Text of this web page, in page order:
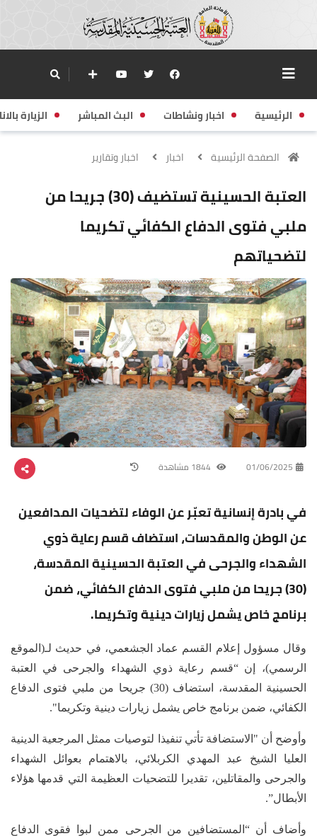
الرئيسية اخبار ونشاطات البث المباشر الزيارة
الصفحة الرئيسية اخبار اخبار وتقارير
العتبة الحسينية تستضيف (30) جريحا من
ملبي فتوى الدفاع الكفائي تكريما
لتضحياتهم
01/06/2025
في بادرة إنسانية تعبّر عن الوفاء لتضحيات المدافعين
عن الوطن والمقدسات، استضاف قسم رعاية ذوي
الشهداء والجرحى في العتبة الحسينية المقدسة،
(30) جريحا من ملبي فتوى الدفاع الكفائي، ضمن
برنامج خاص يشمل زيارات دينية وتكريما.
وقال مسؤول إعلام القسم عماد الجشعمي، في حديث لـ(الموقع
الرسمي)، إن “قسم رعاية ذوي الشهداء والجرحى في العتبة
الحسينية المقدسة، استضاف (30) جريحا من ملبي فتوى الدفاع
الكفائي، ضمن برنامج خاص يشمل زيارات دينية وتكريما".
وأوضح أن "الاستضافة تأتي تنفيذا لتوصيات ممثل المرجعية الدينية
العليا الشيخ عبد المهدي الكربلائي، بالاهتمام بعوائل الشهداء
والجرحى والمقاتلين، تقديرا للتضحيات العظيمة التي قدمها هؤلاء
الأبطال”.
وأضاف أن “المستضافين من الجرحى ممن لبوا فقوى الدفاع